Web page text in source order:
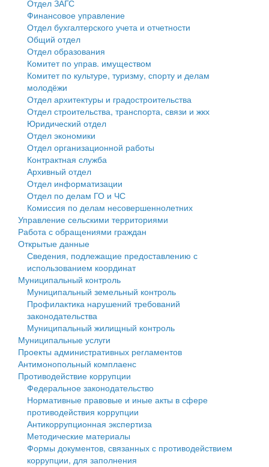
Государственные услуги
Промышленность и АПК
Экономика и бизнес
Символика
Устав
Гостям округа
Туризм
Культура
Образование
Здравоохранение
Социальная защита
Фотоальбом
муниципального округа Тверской области
Администрация Кашинского муниципального округа
Тверской области
Управление сельскими территориями
Открытые данные
Работа с обращениями граждан
Муниципальный контроль
Муниципальные услуги
Проекты административных регламентов
Антимонопольный комплаенс
Противодействие коррупции
Финансовое управление
Бюджет для граждан
Имущество
Выявление правообладателей ранее учтенных
объектов недвижимости
Имущественная поддержка субъектов малого и
среднего предпринимательства
Информационная поддержка субъектов малого и
среднего предпринимательства
Муниципальные программы
Контрольно-счетная палата
Персональные данные
Оценка регулирующего воздействия
Деятельность МУ
Нормативы градостроительного проектирования
Правила землепользования и застройки
Генеральные планы
Проекты планировки территории
Собрание депутатов
Отдел ЗАГС
Финансовое управление
Отдел бухгалтерского учета и отчетности
Общий отдел
Отдел образования
Комитет по управ. имуществом
Комитет по культуре, туризму, спорту и делам
молодёжи
Отдел архитектуры и градостроительства
Отдел строительства, транспорта, связи и жкх
Юридический отдел
Отдел экономики
Отдел организационной работы
Контрактная служба
Архивный отдел
Отдел информатизации
Отдел по делам ГО и ЧС
Комиссия по делам несовершеннолетних
Управление сельскими территориями
Работа с обращениями граждан
Открытые данные
Сведения, подлежащие предоставлению с
использованием координат
Муниципальный контроль
Муниципальный земельный контроль
Профилактика нарушений требований
законодательства
Муниципальный жилищный контроль
Муниципальные услуги
Проекты административных регламентов
Антимонопольный комплаенс
Противодействие коррупции
Федеральное законодательство
Нормативные правовые и иные акты в сфере
противодействия коррупции
Антикоррупционная экспертиза
Методические материалы
Формы документов, связанных с противодействием
коррупции, для заполнения